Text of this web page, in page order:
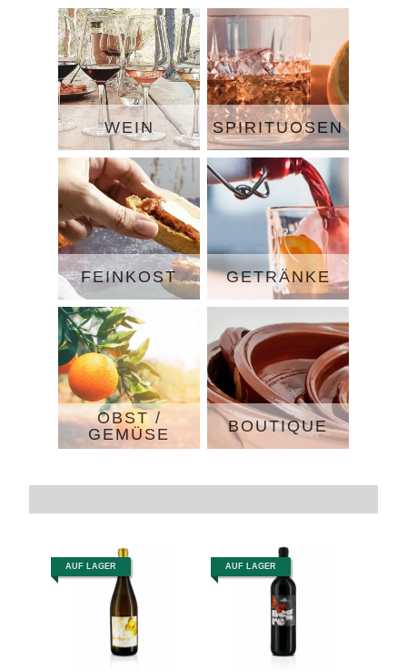
WEIN SPIRITUOSEN
FEINKOST GETRÄNKE
OBST /
GEMÜSE
BOUTIQUE
AUF LAGER AUF LAGER